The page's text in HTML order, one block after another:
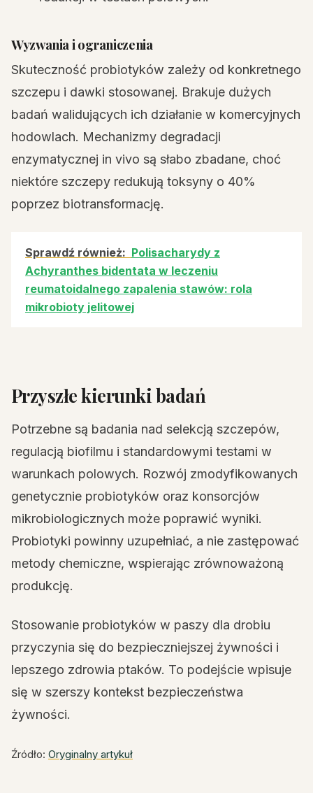
Wyzwania i ograniczenia
Skuteczność probiotyków zależy od konkretnego
szczepu i dawki stosowanej. Brakuje dużych
badań walidujących ich działanie w komercyjnych
hodowlach. Mechanizmy degradacji
enzymatycznej in vivo są słabo zbadane, choć
niektóre szczepy redukują toksyny o 40%
poprzez biotransformację.
Sprawdź również: Polisacharydy z
Achyranthes bidentata w leczeniu
reumatoidalnego zapalenia stawów: rola
mikrobioty jelitowej
Przyszłe kierunki badań
Potrzebne są badania nad selekcją szczepów,
regulacją biofilmu i standardowymi testami w
warunkach polowych. Rozwój zmodyfikowanych
genetycznie probiotyków oraz konsorcjów
mikrobiologicznych może poprawić wyniki.
Probiotyki powinny uzupełniać, a nie zastępować
metody chemiczne, wspierając zrównoważoną
produkcję.
Stosowanie probiotyków w paszy dla drobiu
przyczynia się do bezpieczniejszej żywności i
lepszego zdrowia ptaków. To podejście wpisuje
się w szerszy kontekst bezpieczeństwa
żywności.
Źródło: Oryginalny artykuł